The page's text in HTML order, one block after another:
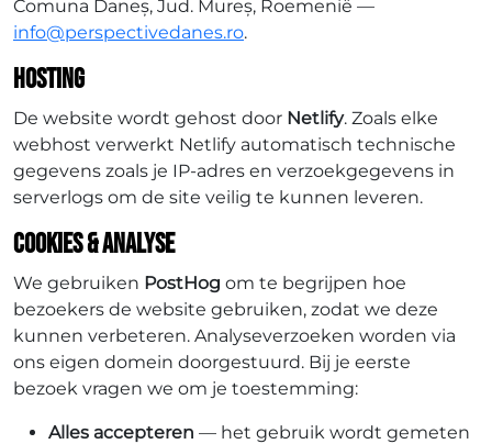
Comuna Daneș, Jud. Mureș, Roemenië —
info@perspectivedanes.ro.
Hosting
De website wordt gehost door Netlify. Zoals elke
webhost verwerkt Netlify automatisch technische
gegevens zoals je IP-adres en verzoekgegevens in
serverlogs om de site veilig te kunnen leveren.
Cookies & analyse
We gebruiken PostHog om te begrijpen hoe
bezoekers de website gebruiken, zodat we deze
kunnen verbeteren. Analyseverzoeken worden via
ons eigen domein doorgestuurd. Bij je eerste
bezoek vragen we om je toestemming:
Alles accepteren — het gebruik wordt gemeten